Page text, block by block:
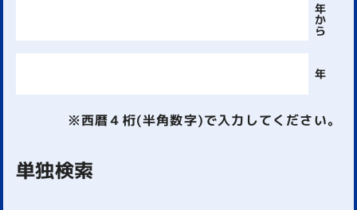
年
か
ら
年
※西暦４桁(半角数字)で入力してください。
単独検索